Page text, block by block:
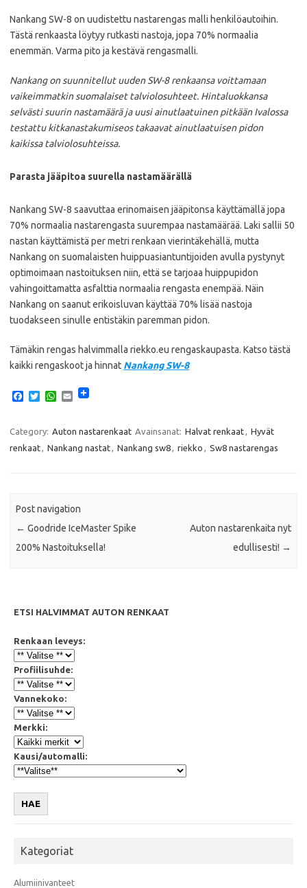
Nankang SW-8 on uudistettu nastarengas malli henkilöautoihin.
Tästä renkaasta löytyy rutkasti nastoja, jopa 70% normaalia
enemmän. Varma pito ja kestävä rengasmalli.
Nankang on suunnitellut uuden SW-8 renkaansa voittamaan
vaikeimmatkin suomalaiset talviolosuhteet. Hintaluokkansa
selvästi suurin nastamäärä ja uusi ainutlaatuinen pitkään Ivalossa
testattu kitkanastakumiseos takaavat ainutlaatuisen pidon
kaikissa talviolosuhteissa.
Parasta jääpitoa suurella nastamäärällä
Nankang SW-8 saavuttaa erinomaisen jääpitonsa käyttämällä jopa
70% normaalia nastarengasta suurempaa nastamäärää. Laki sallii 50
nastan käyttämistä per metri renkaan vierintäkehällä, mutta
Nankang on suomalaisten huippuasiantuntijoiden avulla pystynyt
optimoimaan nastoituksen niin, että se tarjoaa huippupidon
vahingoittamatta asfalttia normaalia rengasta enempää. Näin
Nankang on saanut erikoisluvan käyttää 70% lisää nastoja
tuodakseen sinulle entistäkin paremman pidon.
Tämäkin rengas halvimmalla riekko.eu rengaskaupasta. Katso tästä
kaikki rengaskoot ja hinnat Nankang SW-8
e
b
o
T
t
t
e
W
t
A
E
i
Category: Auton nastarenkaat Avainsanat: Halvat renkaat
Hyvät
renkaat
Nankang nastat Nankang sw8 riekko Sw8 nastarengas
Post navigation
← Goodride IceMaster Spike
200% Nastoituksella!
Auton nastarenkaita nyt
edullisesti! →
ETSI HALVIMMAT AUTON RENKAAT
Renkaan leveys:
Profiilisuhde:
Vannekoko:
Merkki:
Kausi/automalli:
HAE
Kategoriat
Alumiinivanteet